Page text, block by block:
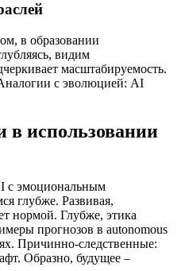
в образовании
видим
масштабируемость.
с эволюцией: AI
в использовании
с эмоциональным
глубже. Развивая,
нормой. Глубже, этика
прогнозов в autonomous
Причинно-следственные:
Образно, будущее –